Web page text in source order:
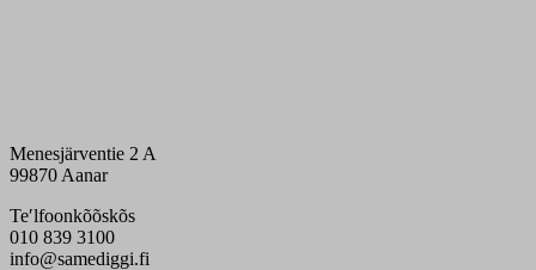
Menesjärventie 2 A
99870 Aanar
Teʹlfoonkõõskõs
010 839 3100
info@samediggi.fi